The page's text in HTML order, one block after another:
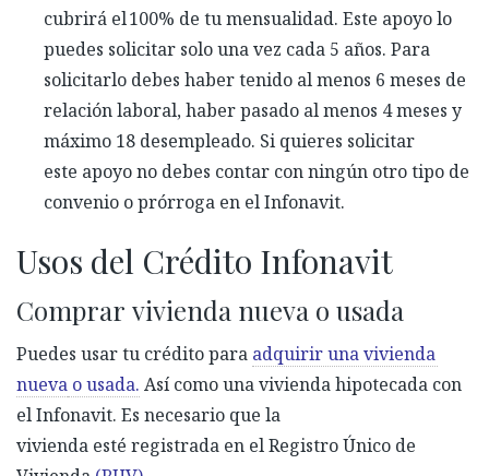
cubrirá el100% de tu mensualidad. Este apoyo lo
puedes solicitar solo una vez cada 5 años. Para
solicitarlo debes haber tenido al menos 6 meses de
relación laboral, haber pasado al menos 4 meses y
máximo 18 desempleado. Si quieres solicitar
este apoyono debes contar con ningún otro tipo de
convenio o prórroga en el Infonavit.
Usos del Crédito Infonavit
Comprar vivienda nueva o usada
Puedes usar tu crédito para adquirir una vivienda
nueva o usada. Así como una vivienda hipotecada con
el Infonavit. Es necesario que la
vivienda esté registrada en el Registro Único de